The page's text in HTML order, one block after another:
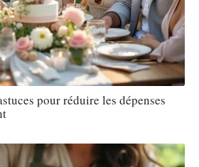
pour réduire les dépenses